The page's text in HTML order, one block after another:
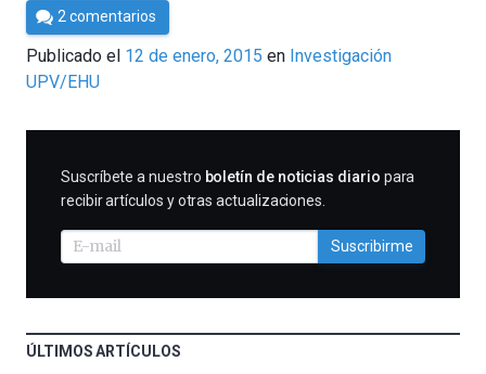
Por
César
Tomé
2 comentarios
Publicado el 12 de enero, 2015 en Investigación
UPV/EHU
SUSCRIBIRME
Suscríbete a nuestro boletín de noticias diario para
recibir artículos y otras actualizaciones.
Suscribirme
ÚLTIMOS ARTÍCULOS